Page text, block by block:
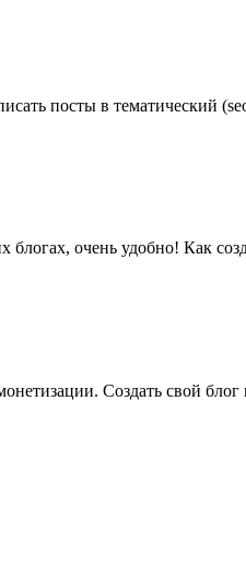
посты в тематический
очень удобно! Как
Создать свой